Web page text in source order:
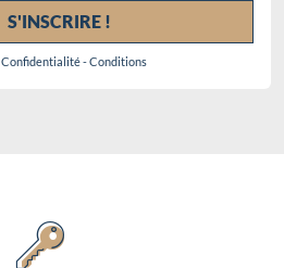
S'INSCRIRE !
Confidentialité-Conditions